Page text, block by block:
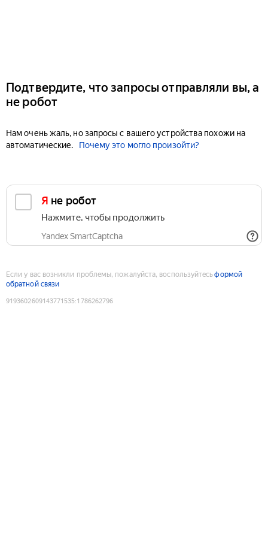
Подтвердите, что запросы отправляли вы, а
не робот
Нам очень жаль, но запросы с вашего устройства похожи на
автоматические.
Почему это могло произойти?
Я не робот
Нажмите, чтобы продолжить
Yandex SmartCaptcha
Если у вас возникли проблемы, пожалуйста, воспользуйтесьформой
обратной связи
9193602609143771535:1786262796